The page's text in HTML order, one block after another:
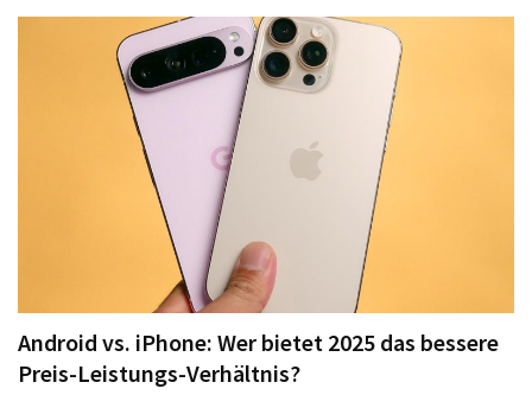
Android vs. iPhone: Wer bietet 2025 das bessere
Preis-Leistungs-Verhältnis?